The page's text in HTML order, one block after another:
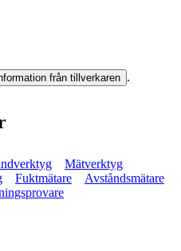
från tillverkaren .
Mätverktyg
Fuktmätare
Avståndsmätare